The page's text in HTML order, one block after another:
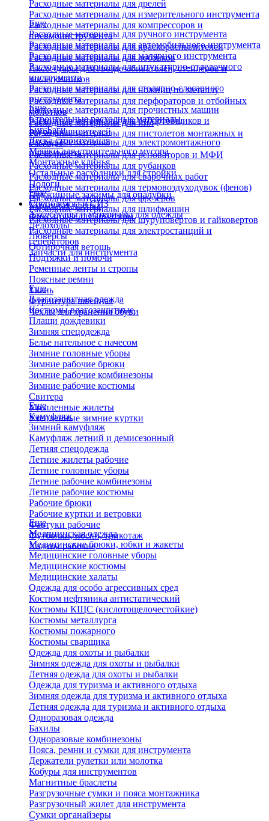
Расходные материалы для дрелей
Расходные материалы для измерительного инструмента
Расходные материалы для компрессоров и
пневмоинструмента
Расходные материалы для краскораспылителей
Расходные материалы для лобзиков
Аксессуары для гвоздезабивателей, степлеров и
заклепочников
Расходные материалы для ножниц по металлу
Расходные материалы для перфораторов и отбойных
молотков
Расходные материалы для пил
Расходные материалы для пистолетов монтажных и
клеевых
Расходные материалы для реноваторов и МФИ
Расходные материалы для рубанков
Расходные материалы для сварочных работ
Расходные материалы для термовоздуходувок (фенов)
Расходные материалы для фрезеров
Расходные материалы для шлифмашин
Расходные материалы для шуруповертов и гайковертов
Расходные материалы для электростанций и
генераторов
Запчасти для инструмента
Еще
Расходные материалы для ручного инструмента
Расходные материалы для автомобильного инструмента
Расходные материалы для малярного инструмента
Расходные материалы для штукатурно-отделочного
инструмента
Расходные материалы для столярно-слесарного
инструмента
Расходные материалы для прочистных машин
Расходные материалы для отбортовщиков и
труборасширителей
Расходные материалы для электромонтажного
инструмента
Еще
Строительные расходные материалы
Биг-Бэги
Леска строительная
Мешки для строительного мусора
Монтажные клинья
Остальные расходники для стройки
Пологи
Пружинные зажимы для опалубки
Укрывная пленка
Фиксаторы для арматуры
Еще
Спецодежда и СИЗ
Аксессуары и материалы для одежды
Ледоходы
Люверсы
Обтирочная ветошь
Подтяжки и помочи
Ременные ленты и стропы
Поясные ремни
Ткань
Фурнитура швейная
Чехлы для хранения обуви
Еще
Влагозащитная одежда
Костюмы влагозащитные
Плащи дождевики
Зимняя спецодежда
Белье нательное с начесом
Зимние головные уборы
Зимние рабочие брюки
Зимние рабочие комбинезоны
Зимние рабочие костюмы
Свитера
Утепленные жилеты
Утепленные зимние куртки
Еще
Камуфляж
Зимний камуфляж
Камуфляж летний и демисезонный
Летняя спецодежда
Летние жилеты рабочие
Летние головные уборы
Летние рабочие комбинезоны
Летние рабочие костюмы
Рабочие брюки
Рабочие куртки и ветровки
Фартуки рабочие
Футболки, носки, трикотаж
Халаты рабочие
Еще
Медицинская одежда
Медицинские брюки, юбки и жакеты
Медицинские головные уборы
Медицинские костюмы
Медицинские халаты
Одежда для особо агрессивных сред
Костюм нефтяника антистатический
Костюмы КЩС (кислотощелочестойкие)
Костюмы металлурга
Костюмы пожарного
Костюмы сварщика
Одежда для охоты и рыбалки
Зимняя одежда для охоты и рыбалки
Летняя одежда для охоты и рыбалки
Одежда для туризма и активного отдыха
Зимняя одежда для туризма и активного отдыха
Летняя одежда для туризма и активного отдыха
Одноразовая одежда
Бахилы
Одноразовые комбинезоны
Пояса, ремни и сумки для инструмента
Держатели рулетки или молотка
Кобуры для инструментов
Магнитные браслеты
Разгрузочные сумки и пояса монтажника
Разгрузочный жилет для инструмента
Сумки органайзеры